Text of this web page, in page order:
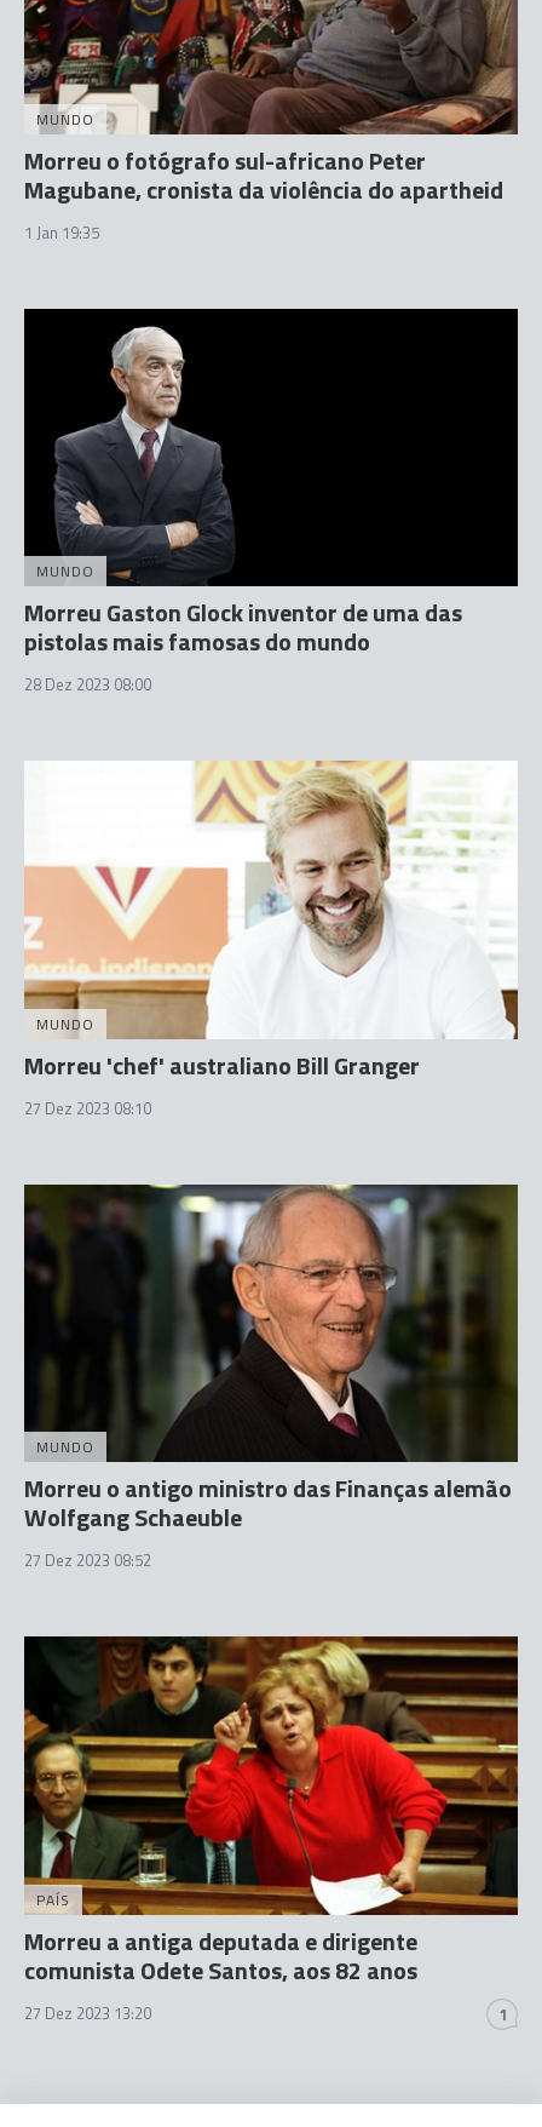
MUNDO
Morreu o fotógrafo sul-africano Peter
Magubane, cronista da violência do apartheid
1 Jan 19:35
MUNDO
Morreu Gaston Glock inventor de uma das
pistolas mais famosas do mundo
28 Dez 2023 08:00
MUNDO
Morreu 'chef' australiano Bill Granger
27 Dez 2023 08:10
MUNDO
Morreu o antigo ministro das Finanças alemão
Wolfgang Schaeuble
27 Dez 2023 08:52
PAÍS
Morreu a antiga deputada e dirigente
comunista Odete Santos, aos 82 anos
27 Dez 2023 13:20 1